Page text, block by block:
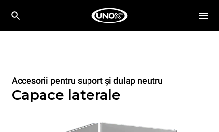
Accesorii pentru suport și dulap neutru
Capace laterale